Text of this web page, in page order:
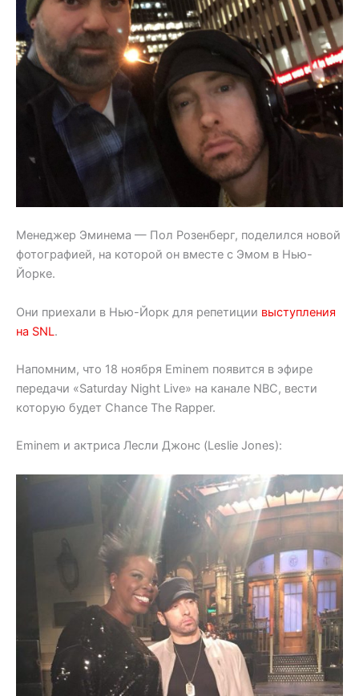
Менеджер Эминема — Пол Розенберг, поделился новой
фотографией, на которой он вместе с Эмом в Нью-
Йорке.
Они приехали в Нью-Йорк для репетиции выступления
на SNL.
Напомним, что 18 ноября Eminem появится в эфире
передачи «Saturday Night Live» на канале NBC, вести
которую будет Chance The Rapper.
Eminem и актриса Лесли Джонс (Leslie Jones):